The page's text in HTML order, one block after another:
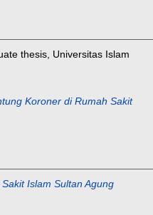
thesis, Universitas Islam
Koroner di Rumah Sakit
Islam Sultan Agung